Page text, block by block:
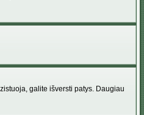
galite išversti patys. Daugiau